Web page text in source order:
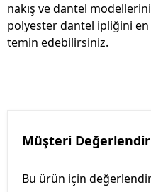
nakış ve dantel
polyester dantel ipliğini
temin edebilirsiniz.
Müşteri
Bu ürün için